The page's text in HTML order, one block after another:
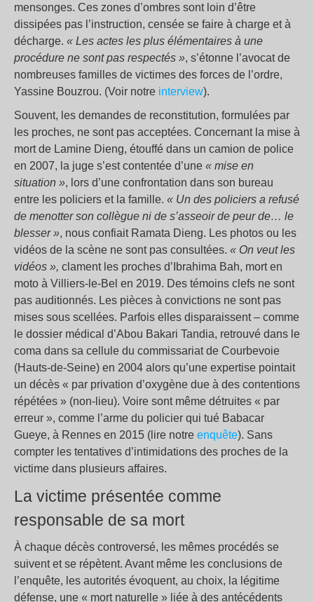
mensonges. Ces zones d’ombres sont loin d’être
dissipées pas l’instruction, censée se faire à charge et à
décharge. « Les actes les plus élémentaires à une
procédure ne sont pas respectés », s’étonne l’avocat de
nombreuses familles de victimes des forces de l’ordre,
Yassine Bouzrou. (Voir notre interview).
Souvent, les demandes de reconstitution, formulées par
les proches, ne sont pas acceptées. Concernant la mise à
mort de Lamine Dieng, étouffé dans un camion de police
en 2007, la juge s’est contentée d’une « mise en
situation », lors d’une confrontation dans son bureau
entre les policiers et la famille. « Un des policiers a refusé
de menotter son collègue ni de s’asseoir de peur de… le
blesser », nous confiait Ramata Dieng. Les photos ou les
vidéos de la scène ne sont pas consultées. « On veut les
vidéos », clament les proches d’Ibrahima Bah, mort en
moto à Villiers-le-Bel en 2019. Des témoins clefs ne sont
pas auditionnés. Les pièces à convictions ne sont pas
mises sous scellées. Parfois elles disparaissent – comme
le dossier médical d’Abou Bakari Tandia, retrouvé dans le
coma dans sa cellule du commissariat de Courbevoie
(Hauts-de-Seine) en 2004 alors qu’une expertise pointait
un décès « par privation d’oxygène due à des contentions
répétées » (non-lieu). Voire sont même détruites « par
erreur », comme l’arme du policier qui tué Babacar
Gueye, à Rennes en 2015 (lire notre enquête). Sans
compter les tentatives d’intimidations des proches de la
victime dans plusieurs affaires.
La victime présentée comme
responsable de sa mort
À chaque décès controversé, les mêmes procédés se
suivent et se répètent. Avant même les conclusions de
l’enquête, les autorités évoquent, au choix, la légitime
défense, une « mort naturelle » liée à des antécédents